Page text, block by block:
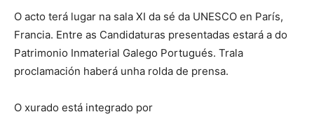
O acto terá lugar na sala XI da sé da UNESCO en París,
Francia. Entre as Candidaturas presentadas estará a do
Patrimonio Inmaterial Galego Portugués. Trala
proclamación haberá unha rolda de prensa.
O xurado está integrado por